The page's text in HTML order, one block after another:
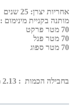
אחריות יצרן: 25 שנים
מותנה בקניית מינימום :
70 מטר פרקט
70 מטר פנל
70 מטר ספוג
בחבילה הכמות : 2.13 מטר מרובע